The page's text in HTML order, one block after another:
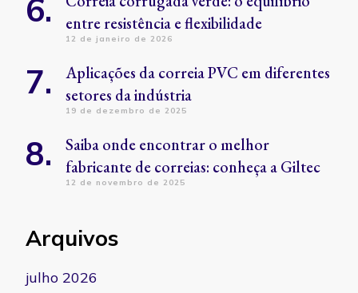
entre resistência e flexibilidade
12 de janeiro de 2026
Aplicações da correia PVC em diferentes
setores da indústria
19 de dezembro de 2025
Saiba onde encontrar o melhor
fabricante de correias: conheça a Giltec
12 de novembro de 2025
Arquivos
julho 2026